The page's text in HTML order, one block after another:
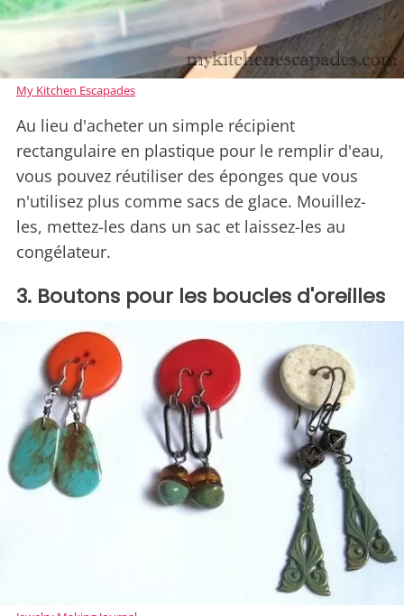
My Kitchen Escapades
Au lieu d'acheter un simple récipient
rectangulaire en plastique pour le remplir d'eau,
vous pouvez réutiliser des éponges que vous
n'utilisez plus comme sacs de glace. Mouillez-
les, mettez-les dans un sac et laissez-les au
congélateur.
3. Boutons pour les boucles d'oreilles